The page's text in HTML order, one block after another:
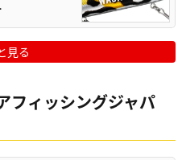
見る
フィッシングジャパ